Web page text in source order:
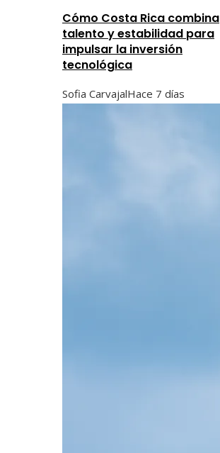
Cómo Costa Rica combina
talento y estabilidad para
impulsar la inversión
tecnológica
Sofia CarvajalHace 7 días